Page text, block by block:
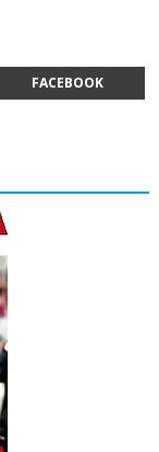
FACEBOOK